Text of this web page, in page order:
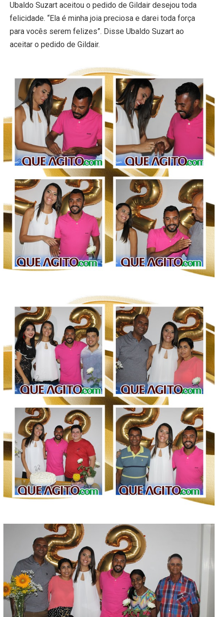
Ubaldo Suzart aceitou o pedido de Gildair desejou toda
felicidade. “Ela é minha joia preciosa e darei toda força
para vocês serem felizes”. Disse Ubaldo Suzart ao
aceitar o pedido de Gildair.